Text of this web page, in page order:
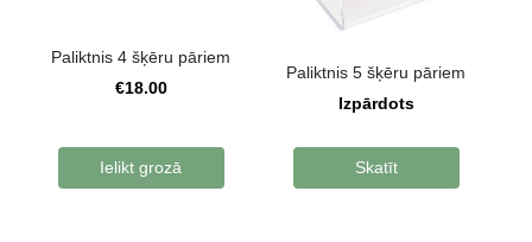
Paliktnis 4 šķēru pāriem
€18.00
Ielikt grozā
Paliktnis 5 šķēru pāriem
Izpārdots
Skatīt